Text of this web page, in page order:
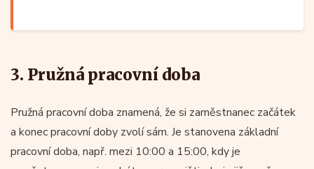
3. Pružná pracovní doba
Pružná pracovní doba znamená, že si zaměstnanec začátek
a konec pracovní doby zvolí sám. Je stanovena základní
pracovní doba, např. mezi 10:00 a 15:00, kdy je